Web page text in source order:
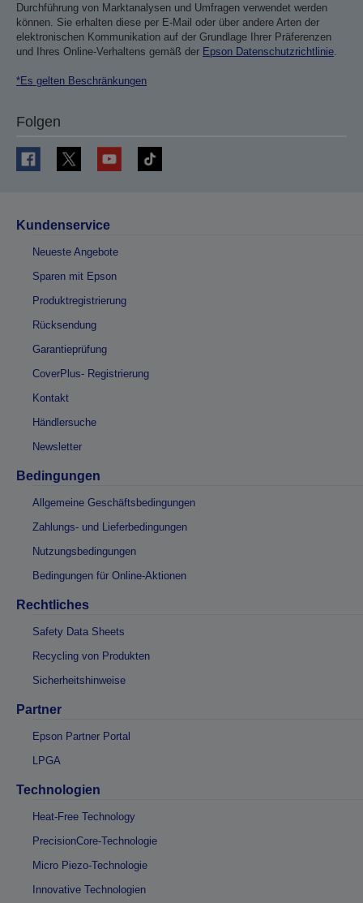
Durchführung von Marktanalysen und Umfragen verwendet werden
können. Sie erhalten diese per E-Mail oder über andere Arten der
elektronischen Kommunikation auf der Grundlage Ihrer Präferenzen
und Ihres Online-Verhaltens gemäß der Epson Datenschutzrichtlinie.
*Es gelten Beschränkungen
Folgen
Kundenservice
Neueste Angebote
Sparen mit Epson
Produktregistrierung
Rücksendung
Garantieprüfung
CoverPlus- Registrierung
Kontakt
Händlersuche
Newsletter
Bedingungen
Allgemeine Geschäftsbedingungen
Zahlungs- und Lieferbedingungen
Nutzungsbedingungen
Bedingungen für Online-Aktionen
Rechtliches
Safety Data Sheets
Recycling von Produkten
Sicherheitshinweise
Partner
Epson Partner Portal
LPGA
Technologien
Heat-Free Technology
PrecisionCore-Technologie
Micro Piezo-Technologie
Innovative Technologien